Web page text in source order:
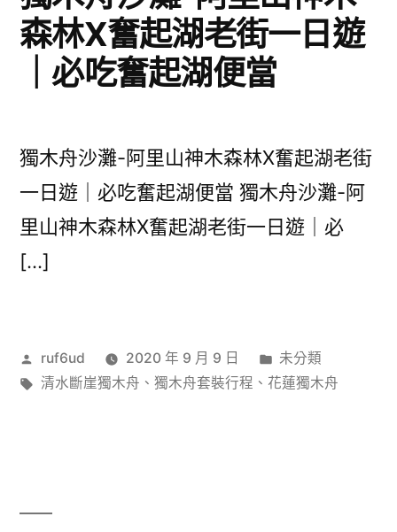
森林X奮起湖老街一日遊
｜必吃奮起湖便當
獨木舟沙灘-阿里山神木森林X奮起湖老街
一日遊｜必吃奮起湖便當 獨木舟沙灘-阿
里山神木森林X奮起湖老街一日遊｜必
[…]
作
者:
ruf6ud 2020 年 9 月 9 日
分
類:
未分類
標
清水斷崖獨木舟 、 獨木舟套裝行程 、 花蓮獨木舟